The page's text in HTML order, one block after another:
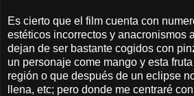
Es cierto que el film cuenta con
estéticos incorrectos y anacronismos
dejan de ser bastante cogidos con
un personaje come mango y esta
región o que después de un eclipse
llena, etc; pero donde me centraré